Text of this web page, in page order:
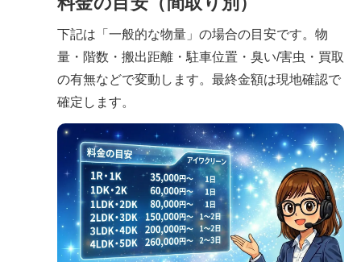
下記は「一般的な物量」の場合の目安です。物
量・階数・搬出距離・駐車位置・臭い/害虫・買取
の有無などで変動します。最終金額は現地確認で
確定します。